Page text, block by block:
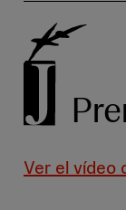
Ver el vídeo